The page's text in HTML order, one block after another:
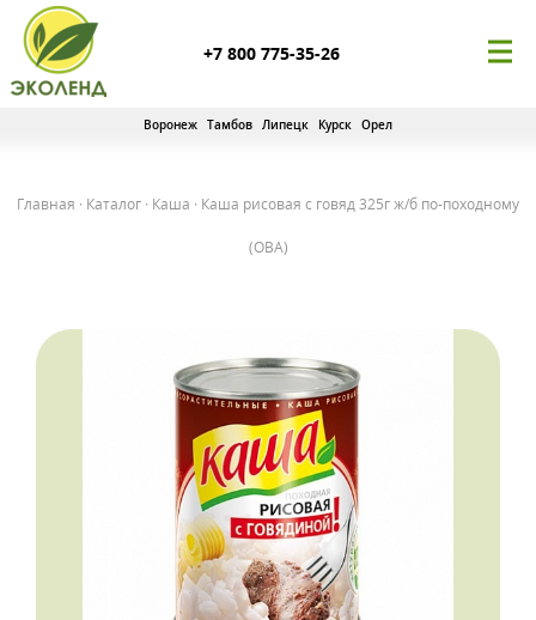
+7 800 775-35-26
Воронеж Тамбов Липецк Курск Орел
Главная · Каталог · Каша · Каша рисовая с говяд 325г ж/б по-походному
(ОВА)